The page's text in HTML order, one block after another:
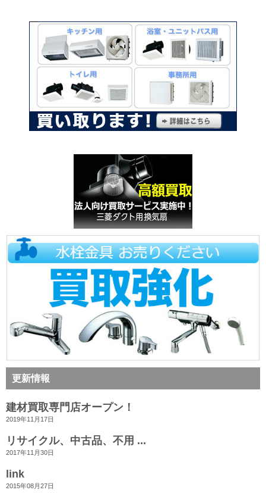
更新情報
建材買取専門店オープン！
2019年11月17日
リサイクル、中古品、不用 ...
2017年11月30日
link
2015年08月27日